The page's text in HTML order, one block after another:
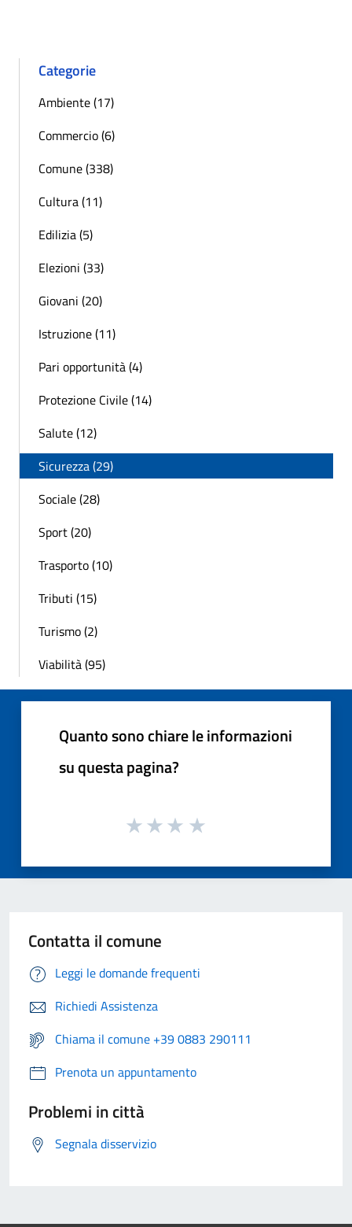
Categorie
Ambiente (17)
Commercio (6)
Comune (338)
Cultura (11)
Edilizia (5)
Elezioni (33)
Giovani (20)
Istruzione (11)
Pari opportunità (4)
Protezione Civile (14)
Salute (12)
Sicurezza (29)
Sociale (28)
Sport (20)
Trasporto (10)
Tributi (15)
Turismo (2)
Viabilità (95)
Quanto sono chiare le informazioni
su questa pagina?
Contatta il comune
Leggi le domande frequenti
Richiedi Assistenza
Chiama il comune +39 0883 290111
Prenota un appuntamento
Problemi in città
Segnala disservizio